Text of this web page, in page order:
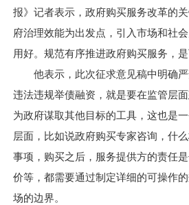
报》记者表示，政府购买服务改革的
府治理效能为出发点，引入市场和社
用好。规范有序推进政府购买服务，是
他表示，此次征求意见稿中明确严
违法违规举债融资，就是要在监管层
为政府谋取其他目标的工具，这也是
层面，比如说政府购买专家咨询，什
事项，购买之后，服务提供方的责任
价等，都需要通过制定详细的可操作
场的边界。